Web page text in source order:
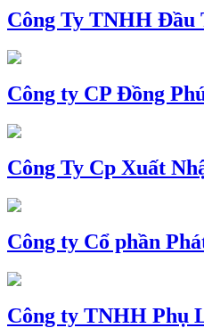
Công Ty TNHH Đầu
Công ty CP Đồng
Công Ty Cp Xuất
Công ty Cổ phần
Công ty TNHH Phụ